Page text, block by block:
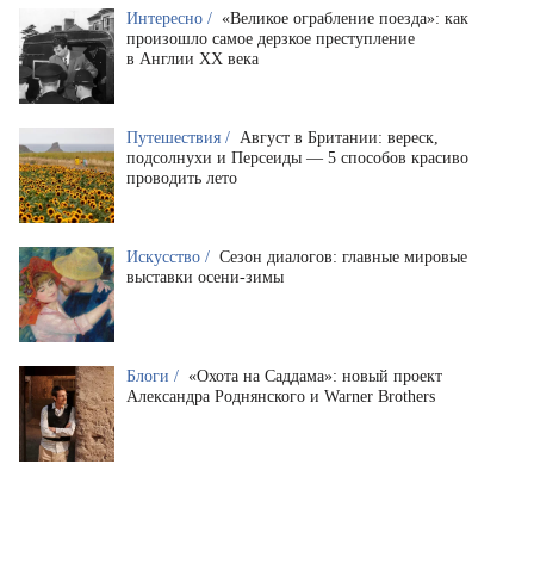
Интересно / «Великое ограбление поезда»: как
произошло самое дерзкое преступление
в Англии XX века
Путешествия / Август в Британии: вереск,
подсолнухи и Персеиды — 5 способов красиво
проводить лето
Искусство / Сезон диалогов: главные мировые
выставки осени-зимы
Блоги / «Охота на Саддама»: новый проект
Александра Роднянского и Warner Brothers